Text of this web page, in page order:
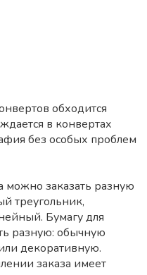
обходится
в конвертах
без особых проблем
можно заказать разную
треугольник,
Бумагу для
разную: обычную
декоративную.
заказа имеет